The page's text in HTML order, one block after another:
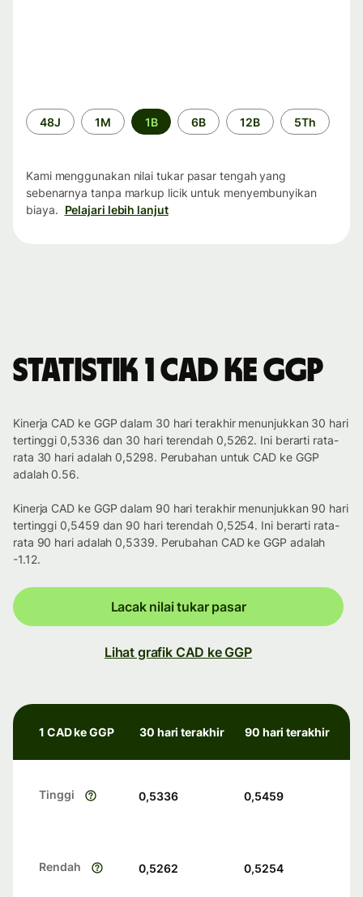
Periode
waktu
48J 1M 1B 6B 12B 5Th
Kami menggunakan nilai tukar pasar tengah yang
sebenarnya tanpa markup licik untuk menyembunyikan
biaya. Pelajari lebih lanjut
Statistik 1 CAD ke GGP
Kinerja CAD ke GGP dalam 30 hari terakhir menunjukkan 30 hari
tertinggi 0,5336 dan 30 hari terendah 0,5262. Ini berarti rata-
rata 30 hari adalah 0,5298. Perubahan untuk CAD ke GGP
adalah 0.56.
Kinerja CAD ke GGP dalam 90 hari terakhir menunjukkan 90 hari
tertinggi 0,5459 dan 90 hari terendah 0,5254. Ini berarti rata-
rata 90 hari adalah 0,5339. Perubahan CAD ke GGP adalah
-1.12.
Lacak nilai tukar pasar
Lihat grafik CAD ke GGP
1 CAD ke GGP 30 hari terakhir 90 hari terakhir
Tinggi 0,5336 0,5459
Rendah 0,5262 0,5254